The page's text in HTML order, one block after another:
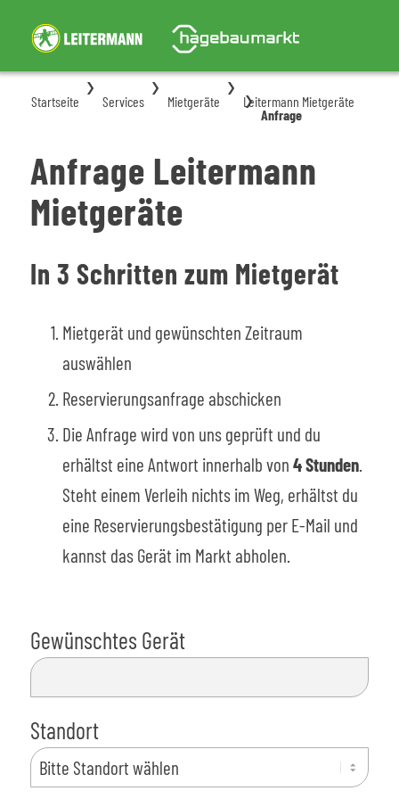
Startseite Services Mietgeräte Leitermann Mietgeräte
Anfrage
Anfrage Leitermann
Mietgeräte
In 3 Schritten zum Mietgerät
Mietgerät und gewünschten Zeitraum
auswählen
Reservierungsanfrage abschicken
Die Anfrage wird von uns geprüft und du
erhältst eine Antwort innerhalb von 4 Stunden.
Steht einem Verleih nichts im Weg, erhältst du
eine Reservierungsbestätigung per E-Mail und
kannst das Gerät im Markt abholen.
Gewünschtes Gerät
Standort